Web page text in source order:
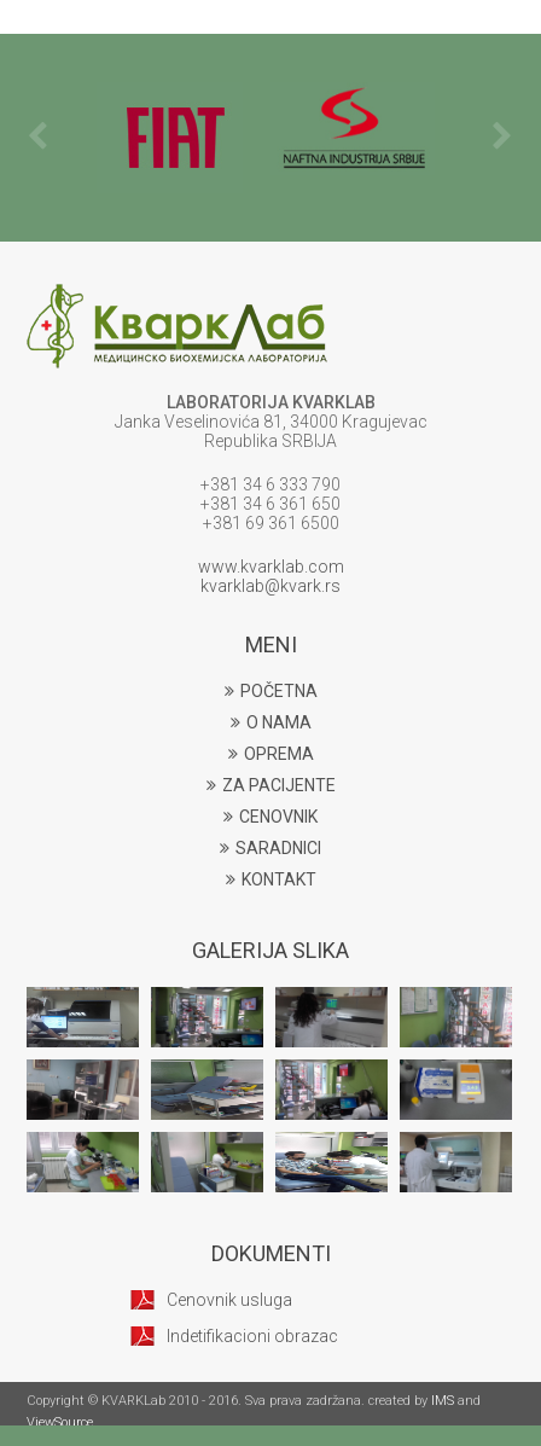
LABORATORIJA KVARKLAB
Janka Veselinovića 81, 34000 Kragujevac
Republika SRBIJA
+381 34 6 333 790
+381 34 6 361 650
+381 69 361 6500
www.kvarklab.com
kvarklab@kvark.rs
MENI
POČETNA
O NAMA
OPREMA
ZA PACIJENTE
CENOVNIK
SARADNICI
KONTAKT
GALERIJA SLIKA
DOKUMENTI
Cenovnik usluga
Indetifikacioni obrazac
Copyright © KVARKLab 2010 - 2016. Sva prava zadržana. created by IMS and
ViewSource